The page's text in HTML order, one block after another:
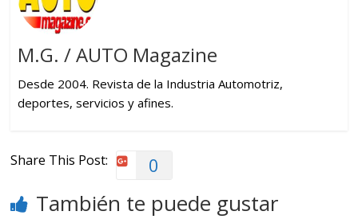
M.G. / AUTO Magazine
Desde 2004. Revista de la Industria Automotriz,
deportes, servicios y afines.
Share This Post: 0
También te puede gustar